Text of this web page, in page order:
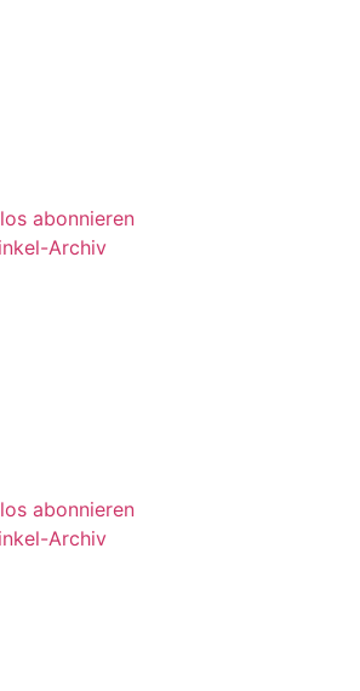
abonnieren
Archiv
abonnieren
Archiv